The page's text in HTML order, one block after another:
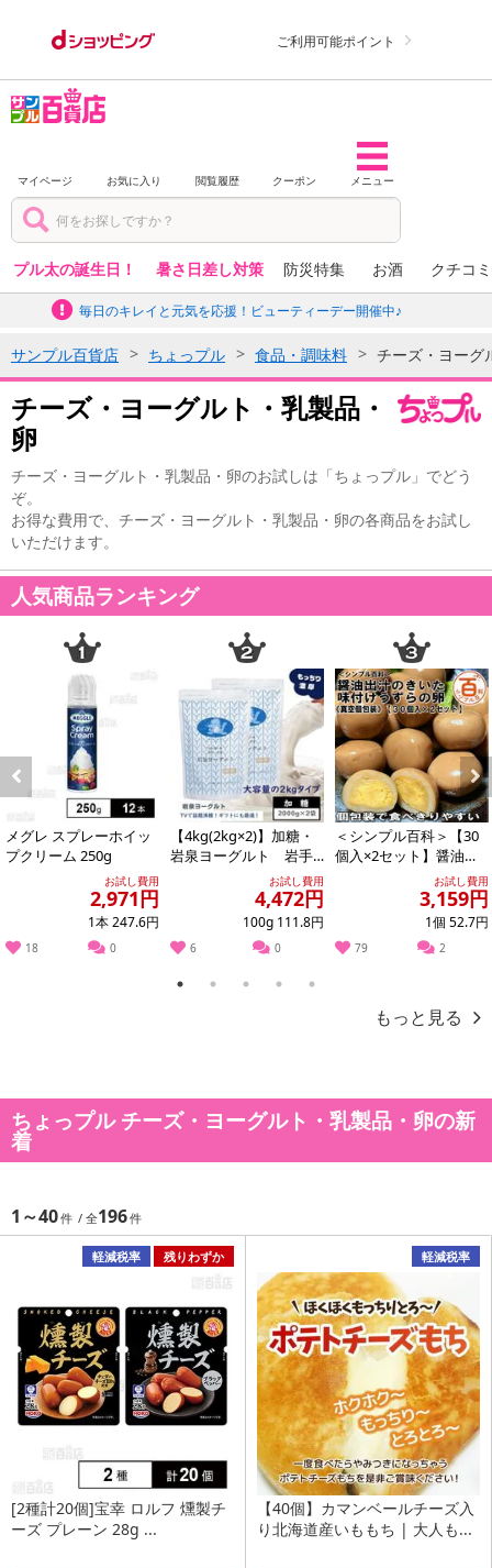
ご利用可能ポイント
マイページ お気に入り 閲覧履歴 クーポン メニュー
プル太の誕生日！ 暑さ日差し対策 防災特集 お酒 クチコ
毎日のキレイと元気を応援！ビューティーデー開催中♪
サンプル百貨店 ちょっプル 食品・調味料 チーズ・ヨーグ
チーズ・ヨーグルト・乳製品・
卵
チーズ・ヨーグルト・乳製品・卵のお試しは「ちょっプル」でどう
ぞ。
お得な費用で、チーズ・ヨーグルト・乳製品・卵の各商品をお試し
いただけます。
人気商品ランキング
Previous
メグレ スプレーホイッ
プクリーム 250g
お試し費用
2,971円
1本 247.6円
18 0
【4kg(2kg×2)】加糖・
岩泉ヨーグルト 岩手
県ご当地グルメ！食感
お試し費用
4,472円
100g 111.8円
6 0
＜シンプル百科＞【30
個入×2セット】醤油出
汁のきいた味付けうず
らの卵《真空個包...
お試し費用
3,159円
1個 52.7円
79 2
Next
1 2 3 4 5
もっと見る
ちょっプル チーズ・ヨーグルト・乳製品・卵の新
着
1～40 196
軽減税率 残りわずか
[2種計20個]宝幸 ロルフ 燻製チ
ーズ プレーン 28g ...
軽減税率
【40個】カマンベールチーズ入
り北海道産いももち | 大人も...